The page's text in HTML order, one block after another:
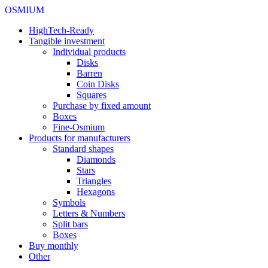
OSMIUM
HighTech-Ready
Tangible investment
Individual products
Disks
Barren
Coin Disks
Squares
Purchase by fixed amount
Boxes
Fine-Osmium
Products for manufacturers
Standard shapes
Diamonds
Stars
Triangles
Hexagons
Symbols
Letters & Numbers
Split bars
Boxes
Buy monthly
Other